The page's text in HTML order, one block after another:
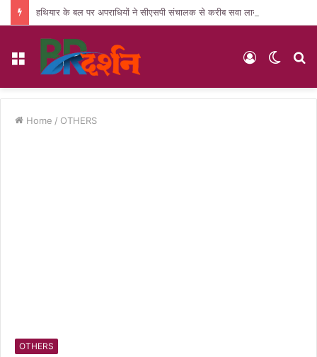
Menu
Switch
Log
Home / OTHERS
OTHERS